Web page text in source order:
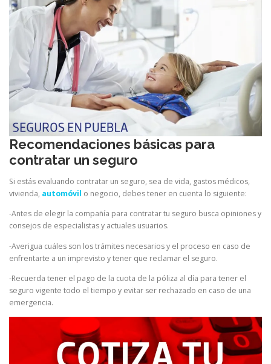
Recomendaciones básicas para
contratar un seguro
Si estás evaluando contratar un seguro, sea de vida, gastos médicos,
vivienda, automóvil o negocio, debes tener en cuenta lo siguiente:
-Antes de elegir la compañía para contratar tu seguro busca opiniones y
consejos de especialistas y actuales usuarios.
-Averigua cuáles son los trámites necesarios y el proceso en caso de
enfrentarte a un imprevisto y tener que reclamar el seguro.
-Recuerda tener el pago de la cuota de la póliza al día para tener el
seguro vigente todo el tiempo y evitar ser rechazado en caso de una
emergencia.